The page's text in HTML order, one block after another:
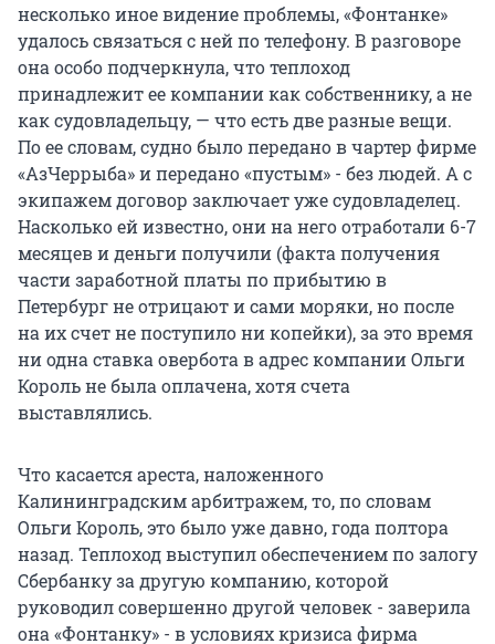
несколько иное видение проблемы, «Фонтанке»
удалось связаться с ней по телефону. В разговоре
она особо подчеркнула, что теплоход
принадлежит ее компании как собственнику, а не
как судовладельцу, — что есть две разные вещи.
По ее словам, судно было передано в чартер фирме
«АзЧеррыба» и передано «пустым» - без людей. А с
экипажем договор заключает уже судовладелец.
Насколько ей известно, они на него отработали 6-7
месяцев и деньги получили (факта получения
части заработной платы по прибытию в
Петербург не отрицают и сами моряки, но после
на их счет не поступило ни копейки), за это время
ни одна ставка овербота в адрес компании Ольги
Король не была оплачена, хотя счета
выставлялись.
Что касается ареста, наложенного
Калининградским арбитражем, то, по словам
Ольги Король, это было уже давно, года полтора
назад. Теплоход выступил обеспечением по залогу
Сбербанку за другую компанию, которой
руководил совершенно другой человек - заверила
она «Фонтанку» - в условиях кризиса фирма